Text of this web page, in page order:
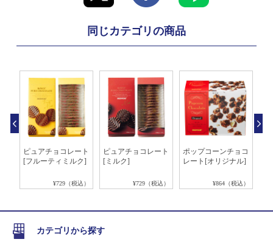
同じカテゴリの商品
ピュアチョコレート
[フルーティミルク]
¥729（税込）
ピュアチョコレート
[ミルク]
¥729（税込）
ポップコーンチョコ
レート[オリジナル]
¥864（税込）
カテゴリから探す